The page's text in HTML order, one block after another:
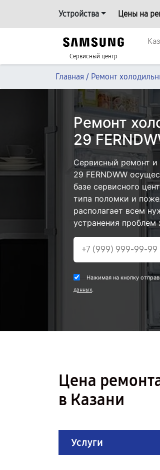
Устройства Цены на
Сервисный центр
Главная / Ремонт
Ремонт
29
Сервисный ремонт и
29 FERNDWW
базе сервисного
типа поломки и
располагает всем
устранения проблем
Нажимая на кнопку
данных.
Цена
в Казани
Услуги